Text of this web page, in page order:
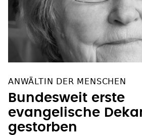
ANWÄLTIN DER MENSCHEN
Bundesweit erste
evangelische
gestorben